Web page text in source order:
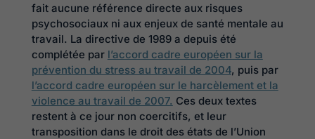
fait aucune référence directe aux risques
psychosociaux ni aux enjeux de santé mentale au
travail. La directive de 1989 a depuis été
complétée par l’accord cadre européen sur la
prévention du stress au travail de 2004, puis par
l’accord cadre européen sur le harcèlement et la
violence au travail de 2007. Ces deux textes
restent à ce jour non coercitifs, et leur
transposition dans le droit des états de l’Union